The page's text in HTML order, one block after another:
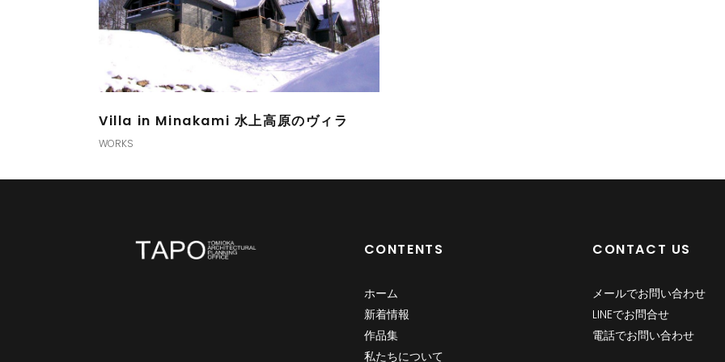
Villa in Minakami 水上高原のヴィラ
WORKS
CONTENTS
ホーム
新着情報
作品集
私たちについて
CONTACT US
メールでお問い合わせ
LINEでお問合せ
電話でお問い合わせ